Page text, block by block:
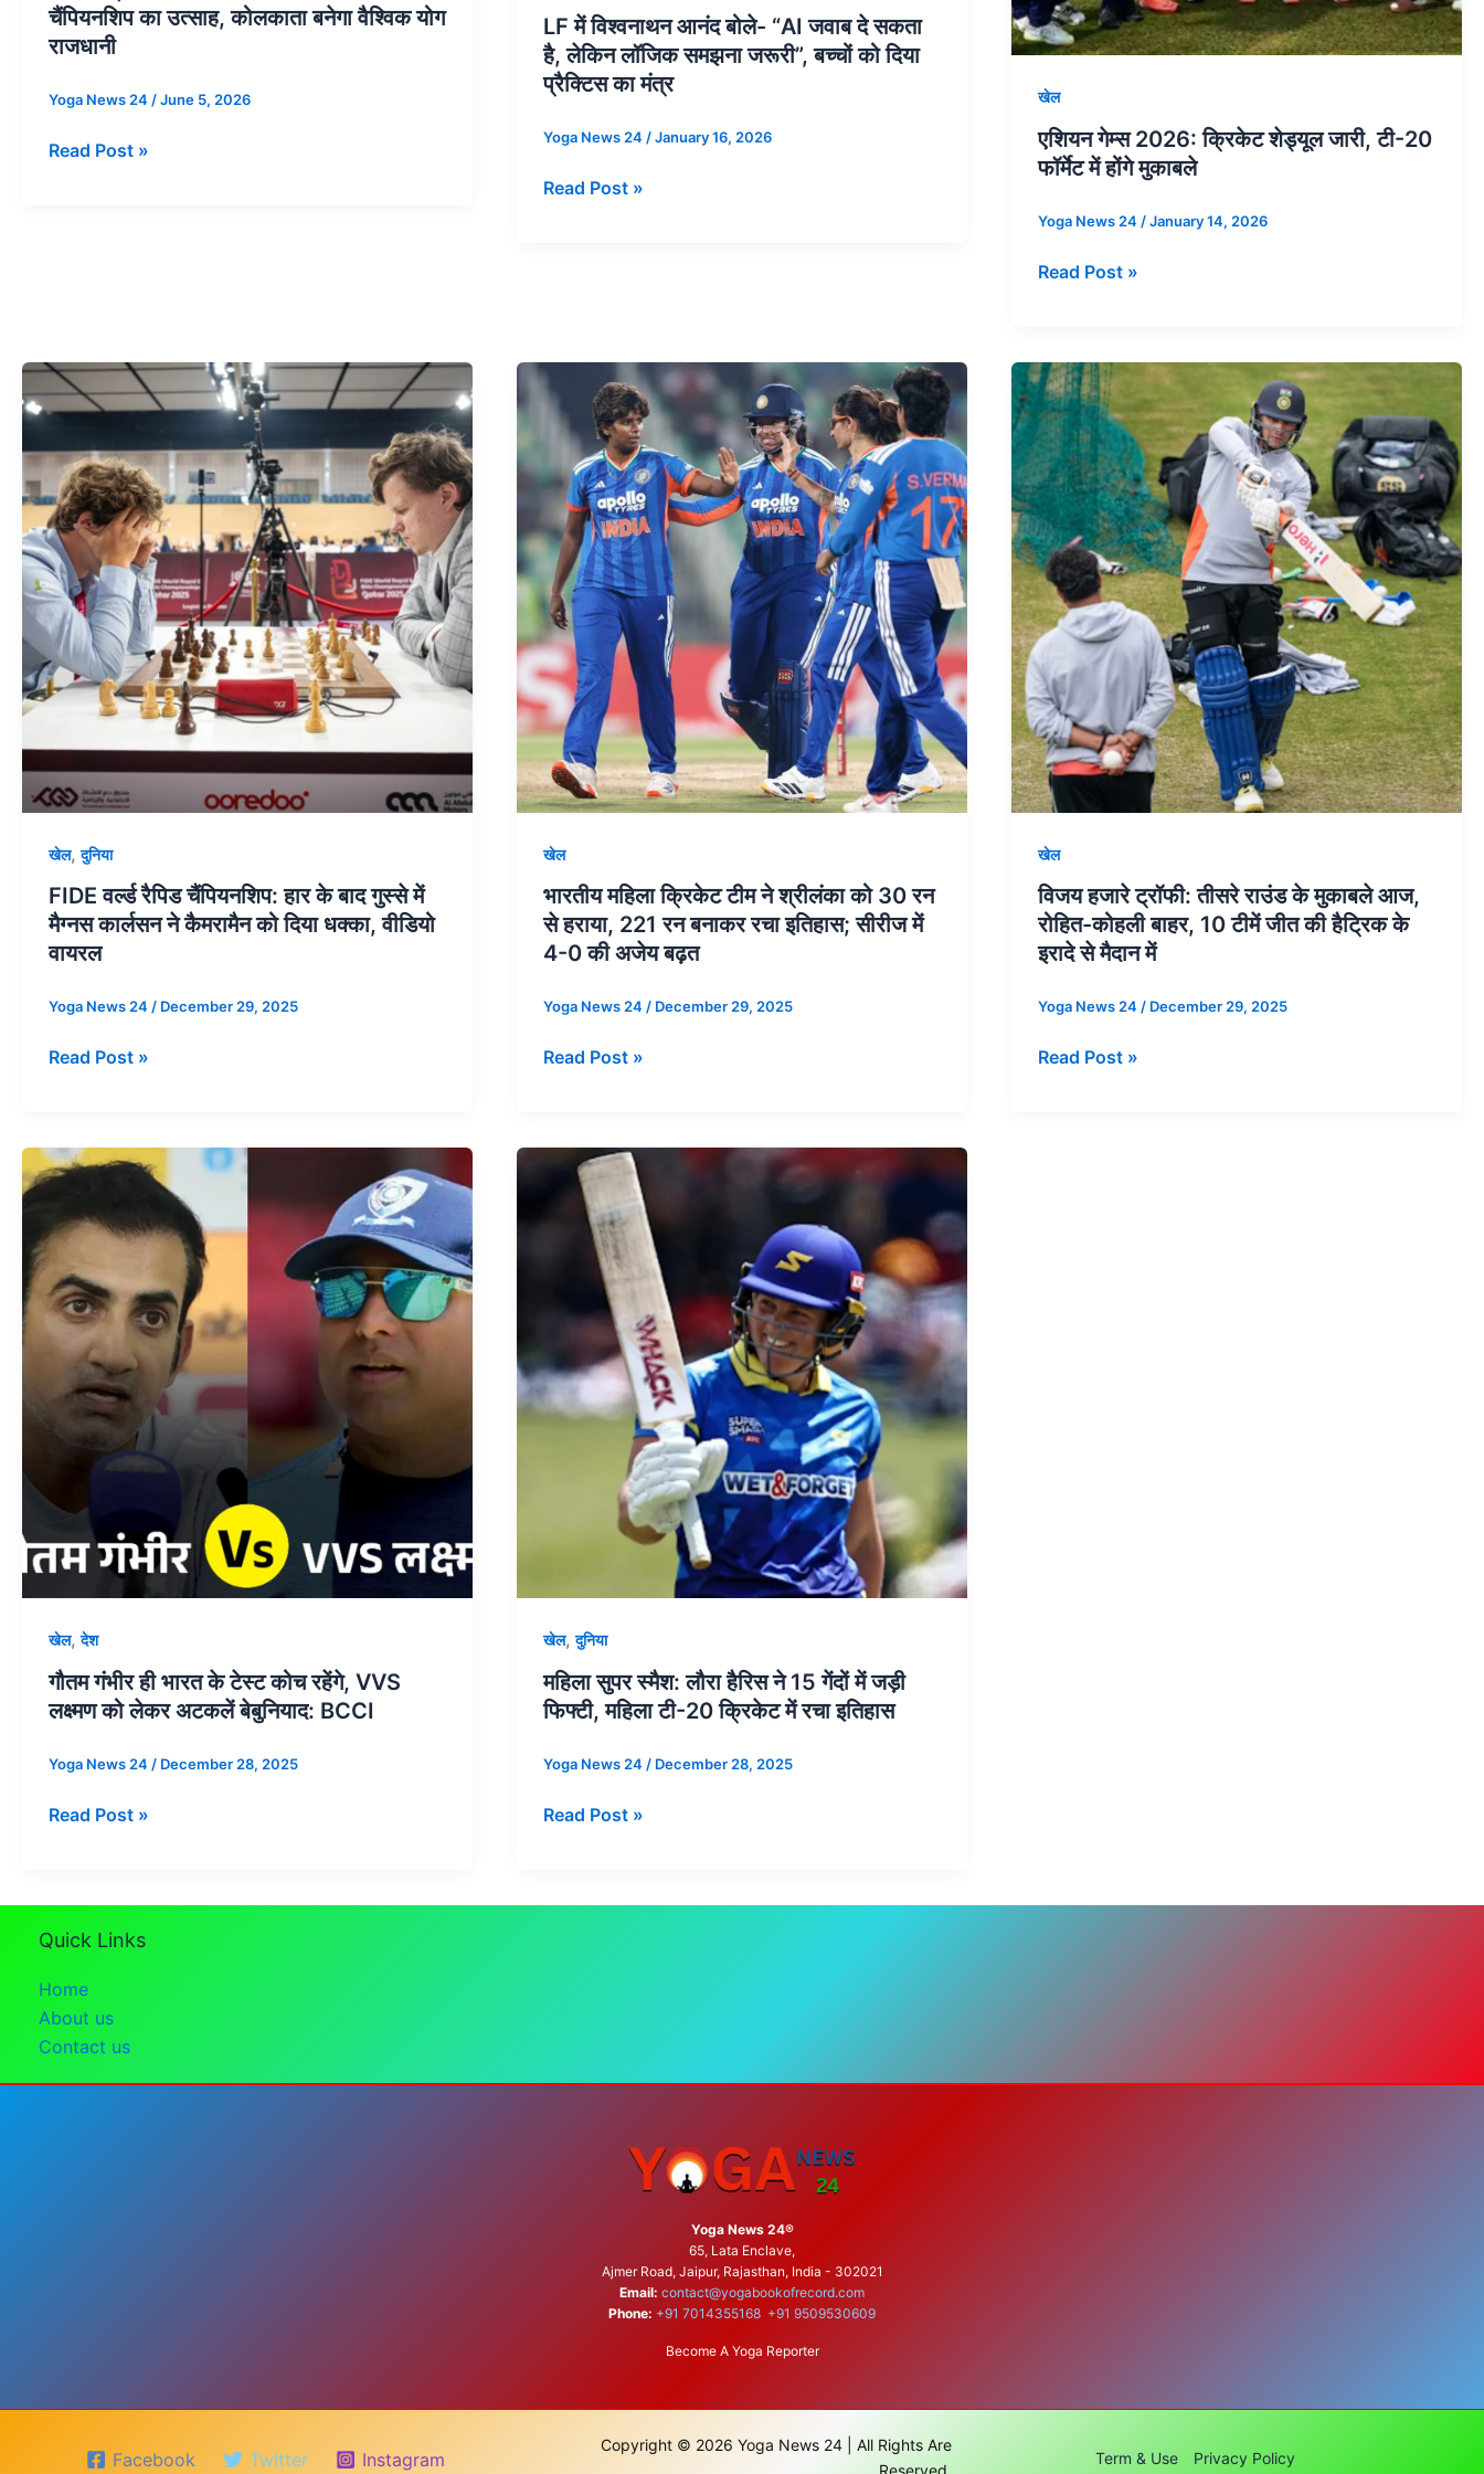
चैंपियनशिप का उत्साह, कोलकाता बनेगा वैश्विक योग
राजधानी
Yoga News 24 /June 5, 2026
राजधानी
Read Post »
LF में विश्वनाथन आनंद बोले- “AI जवाब दे सकता
है, लेकिन लॉजिक समझना जरूरी”, बच्चों को दिया
प्रैक्टिस का मंत्र
Yoga News 24 /January 16, 2026
बच्चों
को
दिया
का
Read Post »
खेल
एशियन गेम्स 2026: क्रिकेट शेड्यूल जारी, टी-20
फॉर्मेट में होंगे मुकाबले
Yoga News 24 /January 14, 2026
Read Post »
खेल,दुनिया
FIDE वर्ल्ड रैपिड चैंपियनशिप: हार के बाद गुस्से में
मैग्नस कार्लसन ने कैमरामैन को दिया धक्का, वीडियो
वायरल
Yoga News 24 / December 29, 2025
FIDE
चैंपियनशिप:
हार
के
बाद
गुस्से
में
मैग्नस
कार्लसन
ने
कैमरामैन
को
दिया
धक्का,
वायरल
Read Post »
खेल
भारतीय महिला क्रिकेट टीम ने श्रीलंका को 30 रन
से हराया, 221 रन बनाकर रचा इतिहास; सीरीज में
4-0 की अजेय बढ़त
Yoga News 24 / December 29, 2025
भारतीय
महिला
क्रिकेट
ने
श्रीलंका
को
30
रन
से
हराया,
221
रन
बनाकर
रचा
इतिहास;
में
4-
0
की
बढ़त
Read Post »
खेल
विजय हजारे ट्रॉफी: तीसरे राउंड के मुकाबले आज,
रोहित-कोहली बाहर, 10 टीमें जीत की हैट्रिक के
इरादे से मैदान में
Yoga News 24 / December 29, 2025
विजय
हजारे
ट्रॉफी:
तीसरे
राउंड
के
मुकाबले
आज,
रोहित-
कोहली
बाहर,
10
टीमें
जीत
की
हैट्रिक
इरादे
से
मैदान
में
Read Post »
खेल,देश
गौतम गंभीर ही भारत के टेस्ट कोच रहेंगे, VVS
लक्ष्मण को लेकर अटकलें बेबुनियाद: BCCI
Yoga News 24 / December 28, 2025
गौतम
ही
भारत
के
टेस्ट
कोच
रहेंगे,
VVS
लक्ष्मण
अटकलें
बेबुनियाद:
BCCI
Read Post »
खेल,दुनिया
महिला सुपर स्मैश: लौरा हैरिस ने 15 गेंदों में जड़ी
फिफ्टी, महिला टी-20 क्रिकेट में रचा इतिहास
Yoga News 24 / December 28, 2025
महिला
स्मैश:
गेंदों
जड़ी
Read Post »
Quick Links
Home
About us
Contact us
Yoga News 24®
65, Lata Enclave,
Ajmer Road, Jaipur, Rajasthan, India - 302021
Email: contact@yogabookofrecord.com
Phone: +91 7014355168 +91 9509530609
Become A Yoga Reporter
Facebook Twitter Instagram
Copyright © 2026 Yoga News 24 | All Rights Are
Reserved.
Term & Use Privacy Policy